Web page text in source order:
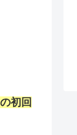
初回